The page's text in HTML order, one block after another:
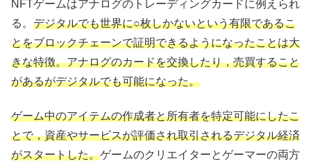
NFTゲームはアナログのトレーディングカードに例えられ
る。 デジタルでも世界に○枚しかないという有限であるこ
とをブロックチェーンで証明できるようになったことは大
きな特徴。アナログのカードを交換したり，売買すること
があるがデジタルでも可能になった。
ゲーム中のアイテムの作成者と所有者を特定可能にしたこ
とで，資産やサービスが評価され取引されるデジタル経済
がスタートした。ゲームのクリエイターとゲーマーの両方